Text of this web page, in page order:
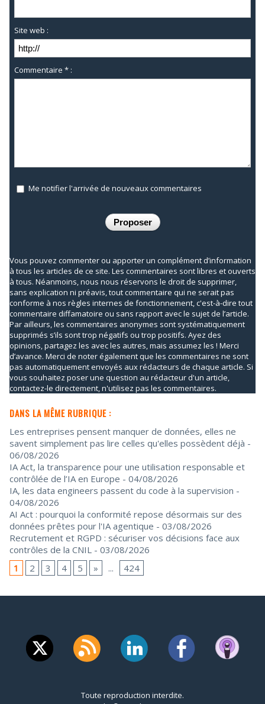
Site web :
Commentaire * :
Me notifier l'arrivée de nouveaux commentaires
Vous pouvez commenter ou apporter un complément d’information
à tous les articles de ce site. Les commentaires sont libres et ouverts
à tous. Néanmoins, nous nous réservons le droit de supprimer,
sans explication ni préavis, tout commentaire qui ne serait pas
conforme à nos règles internes de fonctionnement, c'est-à-dire tout
commentaire diffamatoire ou sans rapport avec le sujet de l’article.
Par ailleurs, les commentaires anonymes sont systématiquement
supprimés s’ils sont trop négatifs ou trop positifs. Ayez des
opinions, partagez les avec les autres, mais assumez les ! Merci
d’avance. Merci de noter également que les commentaires ne sont
pas automatiquement envoyés aux rédacteurs de chaque article. Si
vous souhaitez poser une question au rédacteur d'un article,
contactez-le directement, n'utilisez pas les commentaires.
DANS LA MÊME RUBRIQUE :
Les entreprises pensent manquer de données, elles ne
savent simplement pas lire celles qu'elles possèdent déjà -
06/08/2026
IA Act, la transparence pour une utilisation responsable et
contrôlée de l’IA en Europe - 04/08/2026
IA, les data engineers passent du code à la supervision -
04/08/2026
AI Act : pourquoi la conformité repose désormais sur des
données prêtes pour l'IA agentique - 03/08/2026
Recrutement et RGPD : sécuriser vos décisions face aux
contrôles de la CNIL - 03/08/2026
1
2 3 4 5 » ... 424
Toute reproduction interdite.